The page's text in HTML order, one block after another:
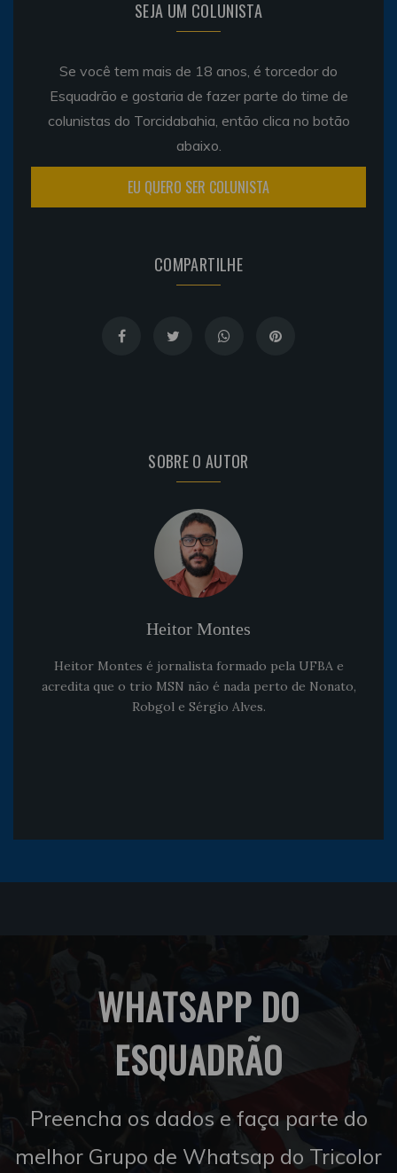
SEJA UM COLUNISTA
Se você tem mais de 18 anos, é torcedor do
Esquadrão e gostaria de fazer parte do time de
colunistas do Torcidabahia, então clica no botão
abaixo.
EU QUERO SER COLUNISTA
COMPARTILHE
SOBRE O AUTOR
Heitor Montes
Heitor Montes é jornalista formado pela UFBA e
acredita que o trio MSN não é nada perto de Nonato,
Robgol e Sérgio Alves.
WHATSAPP DO
ESQUADRÃO
Preencha os dados e faça parte do
melhor Grupo de Whatsap do Tricolor